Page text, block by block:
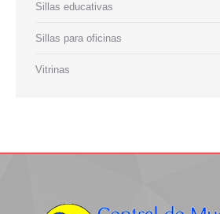
Sillas educativas
Sillas para oficinas
Vitrinas